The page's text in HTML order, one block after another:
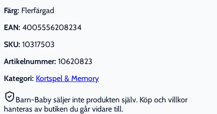
Färg: Flerfärgad
EAN: 4005556208234
SKU: 10317503
Artikelnummer: 10620823
Kategori: Kortspel & Memory
Barn-Baby säljer inte produkten själv. Köp och villkor
hanteras av butiken du går vidare till.